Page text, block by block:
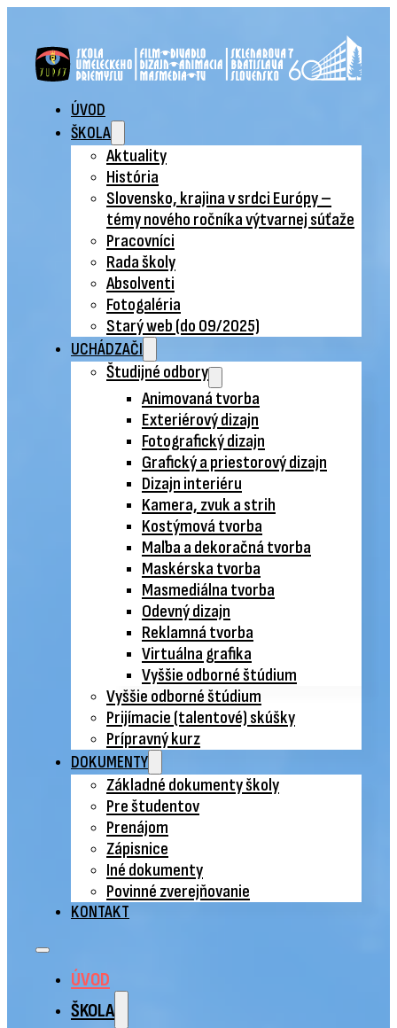
ÚVOD
ŠKOLA
Aktuality
História
Slovensko, krajina v srdci Európy –
témy nového ročníka výtvarnej súťaže
Pracovníci
Rada školy
Absolventi
Fotogaléria
Starý web (do 09/2025)
UCHÁDZAČI
Študijné odbory
Animovaná tvorba
Exteriérový dizajn
Fotografický dizajn
Grafický a priestorový dizajn
Dizajn interiéru
Kamera, zvuk a strih
Kostýmová tvorba
Maľba a dekoračná tvorba
Maskérska tvorba
Masmediálna tvorba
Odevný dizajn
Reklamná tvorba
Virtuálna grafika
Vyššie odborné štúdium
Vyššie odborné štúdium
Prijímacie (talentové) skúšky
Prípravný kurz
DOKUMENTY
Základné dokumenty školy
Pre študentov
Prenájom
Zápisnice
Iné dokumenty
Povinné zverejňovanie
KONTAKT
ÚVOD
ŠKOLA